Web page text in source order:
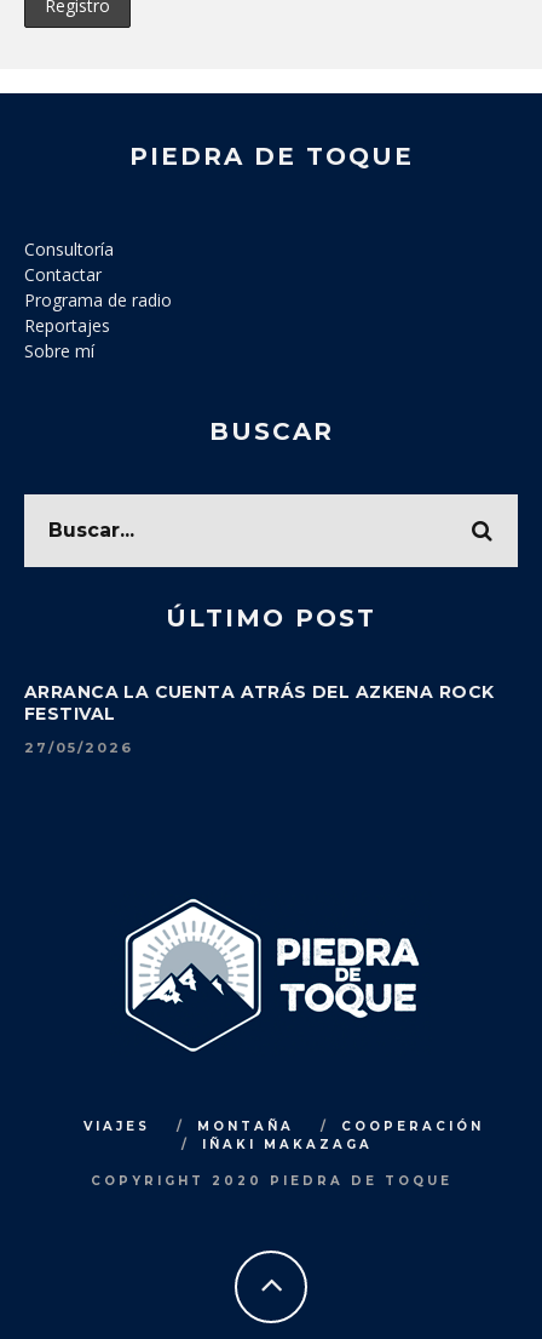
PIEDRA DE TOQUE
Consultoría
Contactar
Programa de radio
Reportajes
Sobre mí
BUSCAR
ÚLTIMO POST
ARRANCA LA CUENTA ATRÁS DEL AZKENA ROCK
FESTIVAL
27/05/2026
VIAJES MONTAÑA
COOPERACIÓN
IÑAKI MAKAZAGA
COPYRIGHT 2020 PIEDRA DE TOQUE